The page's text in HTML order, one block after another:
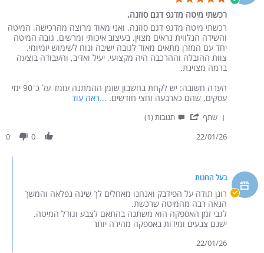
רכשתי מיטה מדגפ דגם סוזנה,
Review by רונן ו. on 22 Jan 2026
review stating רכשתי מיטה מדגפ דגם סוזנה,
רכשתי מיטה מדגפ דגם סוזנה, ואני מאוד מרוצה מהרכישה. המיטה
והשידה הנלווית נראים מצוין, בעיצוב איכותי ומרשים. גובה המיטה
יחד עם המזרן מתאים מאוד לגובה ישיבה ונוח לשימוש יומיומי.
צוות ההובלה וההרכבה היה מקצועי, יעיל ואדיב, והעבודה בוצעה
ברמה מצוינת.
הערה חשובה: יש לקחת בחשבון שזמן ההמתנה עומד על כ־90 ימי
עסקים, שהם כארבעה וחצי חודשים. ...ראה עודRead more about רכשתי מיטה מדגפ דגם סוזנה, ואני מאוד
שתף ' Share Review by רונן ו. on 22 Jan 2026
תגובות (1)
22/01/26
0
0
בעל החנות
רונן תודה על הפידבק ואנחנו מאחלים לך שינה נפלאה והמשך
הנאה רבה מהמיטה שרכשת.
לגבי זמן האספקה הוא משתנה בהתאם לצבע וגודל המיטה.
ישנם צבעים ומידות באספקה מהירה יותר
22/01/26